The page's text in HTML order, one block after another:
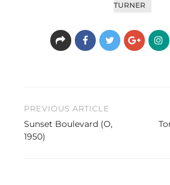
TURNER
Beitragsnavigation
PREVIOUS ARTICLE
Sunset Boulevard (O,
1950)